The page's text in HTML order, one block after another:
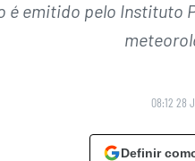
é emitido pelo Instituto
08:12 28
Definir